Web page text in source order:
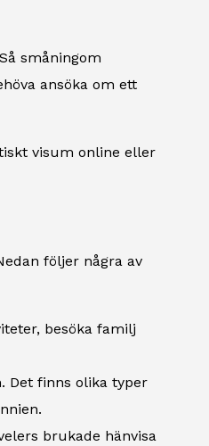
småningom
ansöka om ett
visum online eller
följer några av
besöka familj
Det finns olika typer
brukade hänvisa